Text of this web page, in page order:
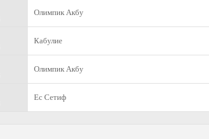
Олимпик Акбу
Кабулие
Олимпик Акбу
Ес Сетиф